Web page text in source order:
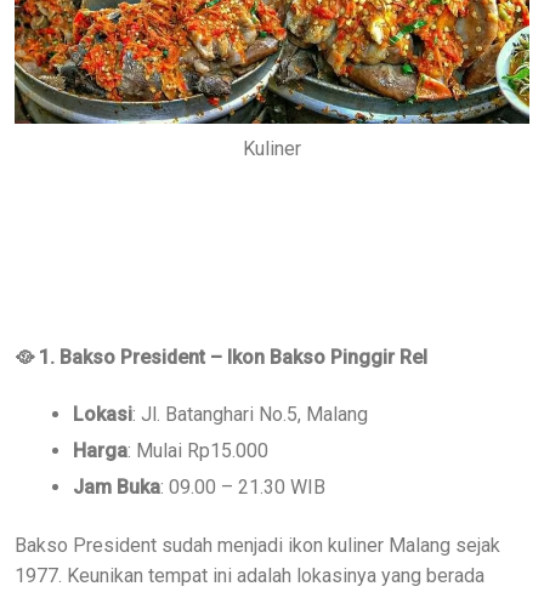
Kuliner
🥘1. Bakso President – Ikon Bakso Pinggir Rel
Lokasi: Jl. Batanghari No.5, Malang
Harga: Mulai Rp15.000
Jam Buka: 09.00 – 21.30 WIB
Bakso President sudah menjadi ikon kuliner Malang sejak
1977. Keunikan tempat ini adalah lokasinya yang berada